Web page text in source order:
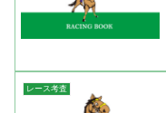
レース考査